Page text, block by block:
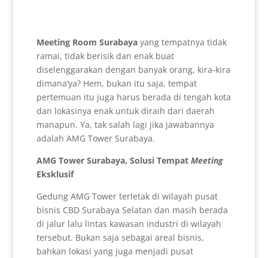
Meeting Room Surabaya yang tempatnya tidak
ramai, tidak berisik dan enak buat
diselenggarakan dengan banyak orang, kira-kira
dimana’ya? Hem, bukan itu saja, tempat
pertemuan itu juga harus berada di tengah kota
dan lokasinya enak untuk diraih dari daerah
manapun. Ya, tak salah lagi jika jawabannya
adalah AMG Tower Surabaya.
AMG Tower Surabaya, Solusi Tempat Meeting
Eksklusif
Gedung AMG Tower terletak di wilayah pusat
bisnis CBD Surabaya Selatan dan masih berada
di jalur lalu lintas kawasan industri di wilayah
tersebut. Bukan saja sebagai areal bisnis,
bahkan lokasi yang juga menjadi pusat